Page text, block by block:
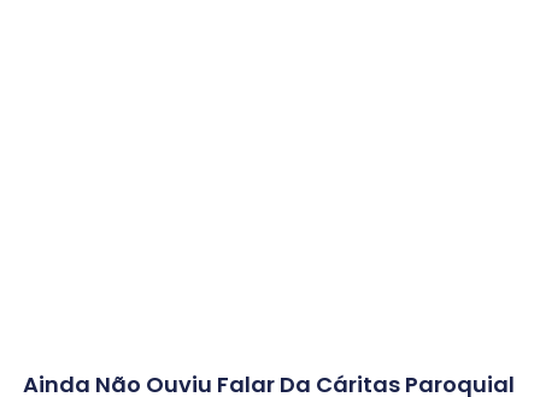
Ainda Não Ouviu Falar Da Cáritas Paroquial